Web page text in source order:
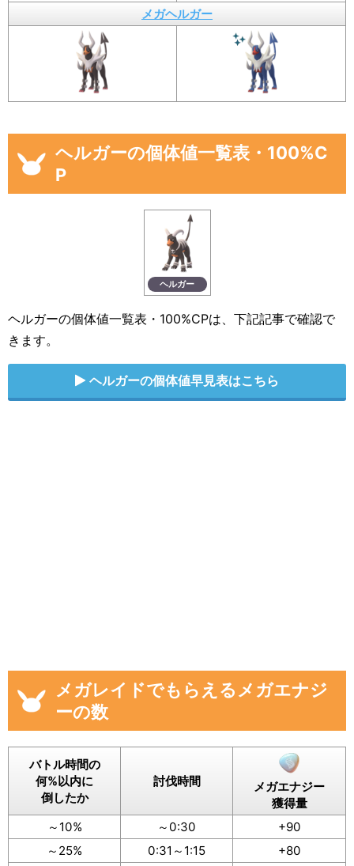
メガヘルガー
ヘルガーの個体値一覧表・100%C
P
ヘルガー
ヘルガーの個体値一覧表・100%CPは、下記記事で確認で
きます。
ヘルガーの個体値早見表はこちら
メガレイドでもらえるメガエナジ
ーの数
バトル時間の
何%以内に
倒したか
討伐時間
メガエナジー
獲得量
～10%
～0:30
+90
～25%
0:31～1:15
+80